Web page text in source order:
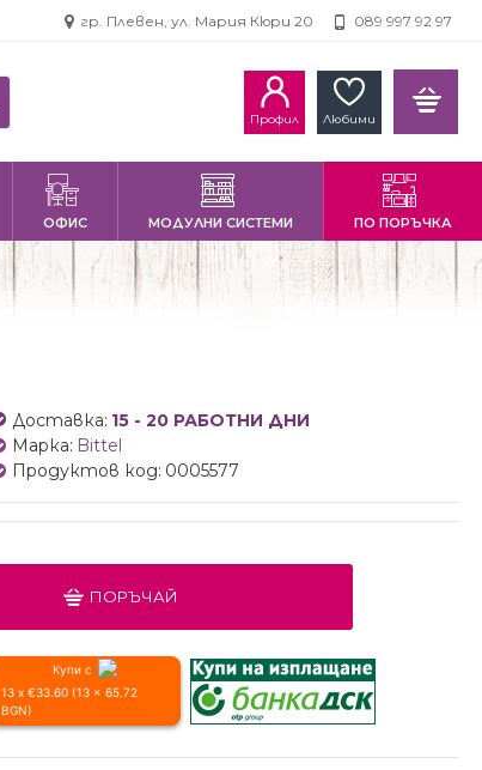
гр. Плевен, ул. Мария Кюри 20 089 997 92 97
Профил Любими
ОФИС МОДУЛНИ СИСТЕМИ ПО ПОРЪЧКА
Доставка: 15 - 20 РАБОТНИ ДНИ
Марка: Bittel
Продуктов код: 0005577
ПОРЪЧАЙ
Купи с
13 x €33.60 (13 x 65.72
BGN)